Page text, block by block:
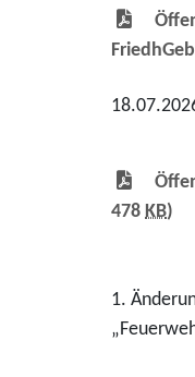
478 KB)
1.